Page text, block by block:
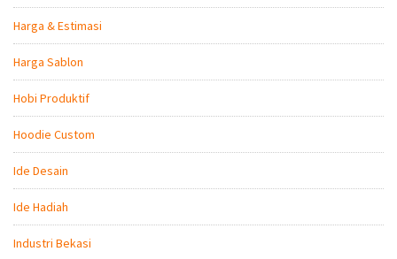
Harga & Estimasi
Harga Sablon
Hobi Produktif
Hoodie Custom
Ide Desain
Ide Hadiah
Industri Bekasi